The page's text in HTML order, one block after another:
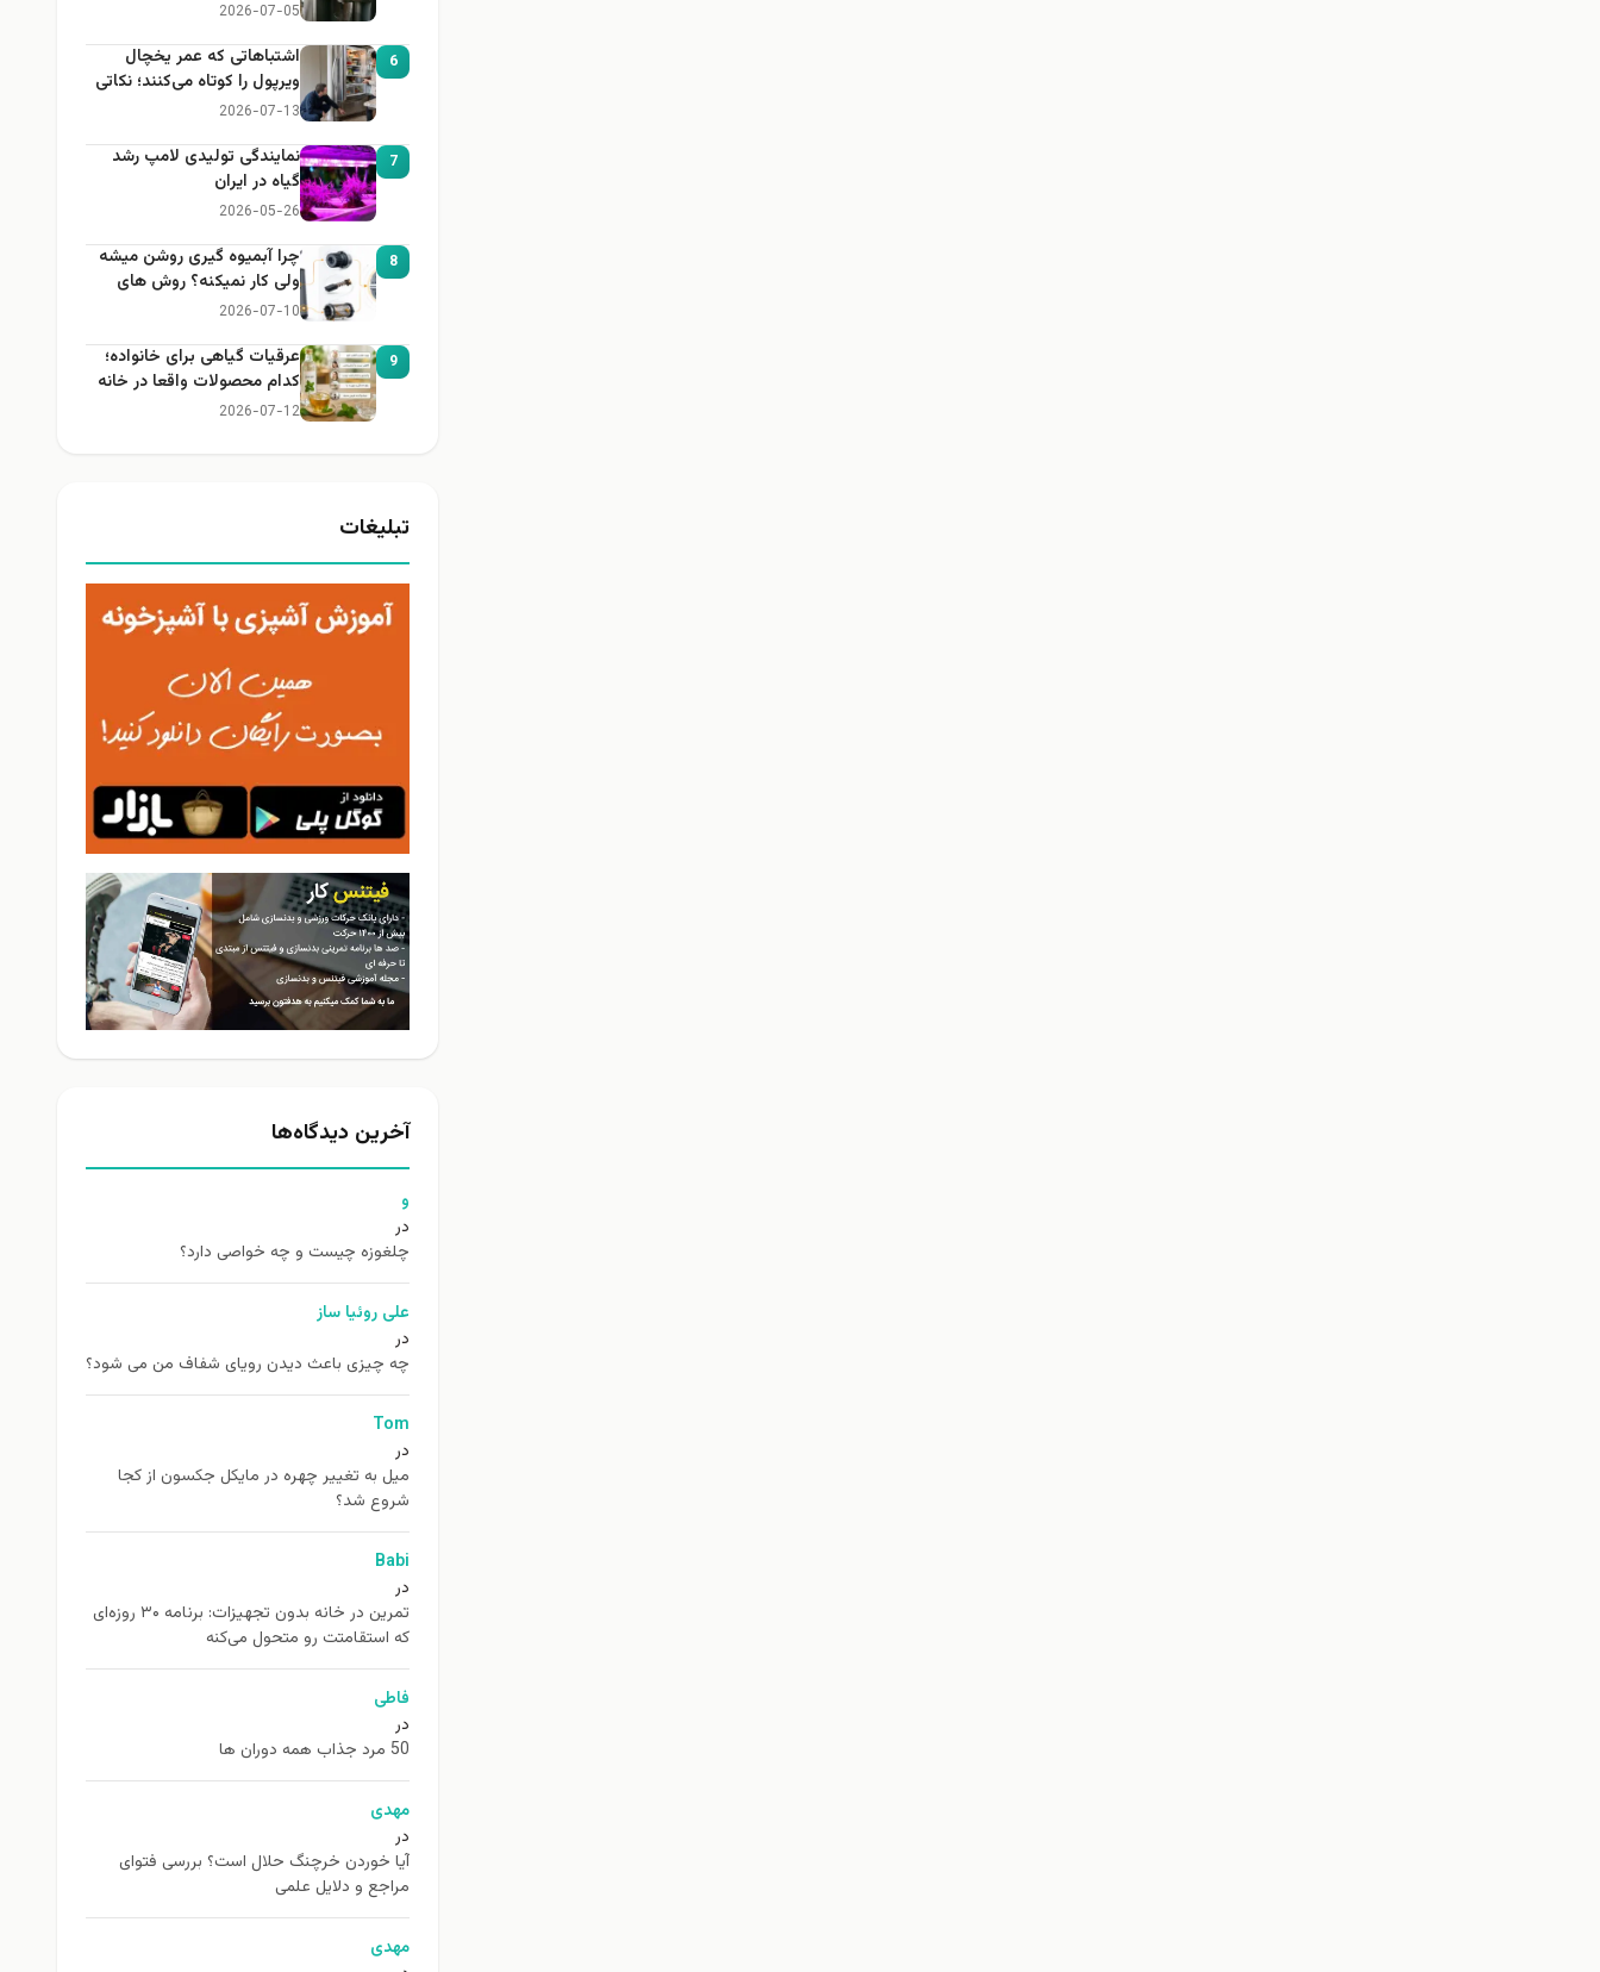
2026-07-05
6
اشتباهاتی که عمر یخچال
ویرپول را کوتاه می‌کنند؛ نکاتی
که باید بدانید
2026-07-13
7
نمایندگی تولیدی لامپ رشد
گیاه در ایران
2026-05-26
8
چرا آبمیوه گیری روشن میشه
ولی کار نمیکنه؟ روش های
عیب یابی
2026-07-10
9
عرقیات گیاهی برای خانواده؛
کدام محصولات واقعا در خانه
کاربرد دارند؟
2026-07-12
تبلیغات
آخرین دیدگاه‌ها
و
در
چلغوزه چیست و چه خواصی دارد؟
علی روئیا ساز
در
چه چیزی باعث دیدن رویای شفاف من می شود؟
Tom
در
ميل به تغيير چهره در مایکل جکسون از كجا
شروع شد؟
Babi
در
تمرین در خانه بدون تجهیزات: برنامه ۳۰ روزه‌ای
که استقامتت رو متحول می‌کنه
فاطی
در
50 مرد جذاب همه دوران ها
مهدی
در
آیا خوردن خرچنگ حلال است؟ بررسی فتوای
مراجع و دلایل علمی
مهدی